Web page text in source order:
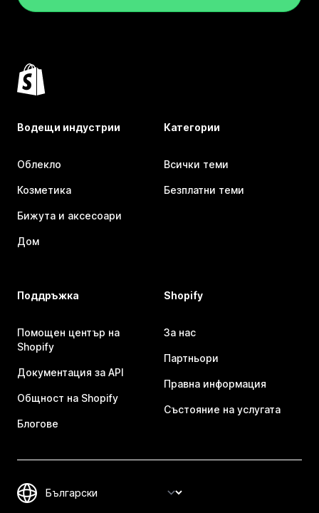
Водещи индустрии
Облекло
Козметика
Бижута и аксесоари
Дом
Категории
Всички теми
Безплатни теми
Поддръжка
Помощен център на
Shopify
Документация за API
Общност на Shopify
Блогове
Shopify
За нас
Партньори
Правна информация
Състояние на услугата